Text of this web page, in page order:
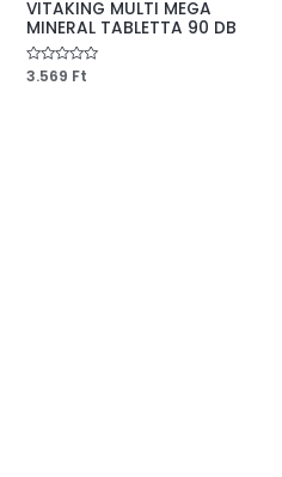
VITAKING MULTI MEGA
MINERAL TABLETTA 90 DB
Értékelés:
3.569 Ft